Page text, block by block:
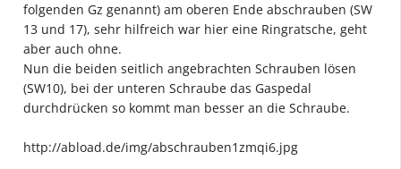
folgenden Gz genannt) am oberen Ende abschrauben (SW
13 und 17), sehr hilfreich war hier eine Ringratsche, geht
aber auch ohne.
Nun die beiden seitlich angebrachten Schrauben lösen
(SW10), bei der unteren Schraube das Gaspedal
durchdrücken so kommt man besser an die Schraube.
http://abload.de/img/abschrauben1zmqi6.jpg